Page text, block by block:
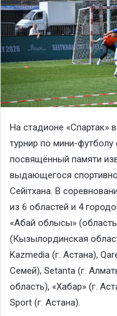
На стадионе «Спартак»
турнир по мини-
посвящённый памяти
выдающегося
Сейітхана. В
из 6 областей и 4
«Абай облысы»
(Кызылординская
Kazmedia (г. Астана),
Семей), Setanta (г.
область), «Хабар» (г.
Sport (г. Астана).